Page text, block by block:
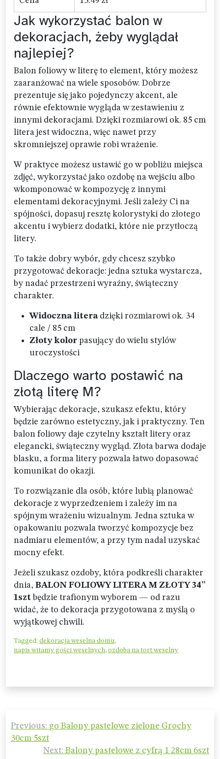
Jak wykorzystać balon w
dekoracjach, żeby wyglądał
najlepiej?
Balon foliowy w literę to element, który możesz
zaaranżować na wiele sposobów. Dobrze
prezentuje się jako pojedynczy akcent, ale
równie efektownie wygląda w zestawieniu z
innymi dekoracjami. Dzięki rozmiarowi ok. 85 cm
litera jest widoczna, więc nawet przy
skromniejszej oprawie robi wrażenie.
W praktyce możesz ustawić go w pobliżu miejsca
zdjęć, wykorzystać jako ozdobę na wejściu albo
wkomponować w kompozycję z innymi
elementami dekoracyjnymi. Jeśli zależy Ci na
spójności, dopasuj resztę kolorystyki do złotego
akcentu i wybierz dodatki, które nie przytłoczą
litery.
To także dobry wybór, gdy chcesz szybko
przygotować dekoracje: jedna sztuka wystarcza,
by nadać przestrzeni wyraźny, świąteczny
charakter.
Widoczna literadzięki rozmiarowi ok. 34
cale / 85 cm
Złoty kolor pasujący do wielu stylów
uroczystości
Dlaczego warto postawić na
złotą literę M?
Wybierając dekoracje, szukasz efektu, który
będzie zarówno estetyczny, jak i praktyczny. Ten
balon foliowy daje czytelny kształt litery oraz
elegancki, świąteczny wygląd. Złota barwa dodaje
blasku, a forma litery pozwala łatwo dopasować
komunikat do okazji.
To rozwiązanie dla osób, które lubią planować
dekoracje z wyprzedzeniem i zależy im na
spójnym wrażeniu wizualnym. Jedna sztuka w
opakowaniu pozwala tworzyć kompozycje bez
nadmiaru elementów, a przy tym nadal uzyskać
mocny efekt.
Jeżeli szukasz ozdoby, która podkreśli charakter
dnia, BALON FOLIOWY LITERA M ZŁOTY 34”
1szt będzie trafionym wyborem — od razu
widać, że to dekoracja przygotowana z myślą o
wyjątkowej chwili.
Tagged: dekoracja weselna domu,
napis witamy gości weselnych, ozdoba na tort weselny
Nawigacja
wpisu
Previous: go Balony pastelowe zielone Grochy
30cm 5szt
Next: Balony pastelowe z cyfrą 1 28cm 6szt